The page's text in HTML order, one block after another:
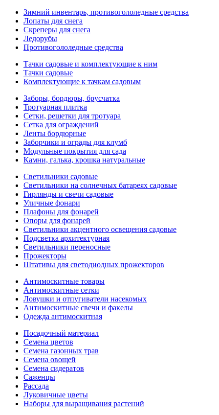
Зимний инвентарь, противогололедные средства
Лопаты для снега
Скреперы для снега
Ледорубы
Противогололедные средства
Тачки садовые и комплектующие к ним
Тачки садовые
Комплектующие к тачкам садовым
Заборы, бордюры, брусчатка
Тротуарная плитка
Сетки, решетки для тротуара
Сетка для ограждений
Ленты бордюрные
Заборчики и ограды для клумб
Модульные покрытия для сада
Камни, галька, крошка натуральные
Светильники садовые
Светильники на солнечных батареях садовые
Гирлянды и свечи садовые
Уличные фонари
Плафоны для фонарей
Опоры для фонарей
Светильники акцентного освещения садовые
Подсветка архитектурная
Светильники переносные
Прожекторы
Штативы для светодиодных прожекторов
Антимоскитные товары
Антимоскитные сетки
Ловушки и отпугиватели насекомых
Антимоскитные свечи и факелы
Одежда антимоскитная
Посадочный материал
Семена цветов
Семена газонных трав
Семена овощей
Семена сидератов
Саженцы
Рассада
Луковичные цветы
Наборы для выращивания растений